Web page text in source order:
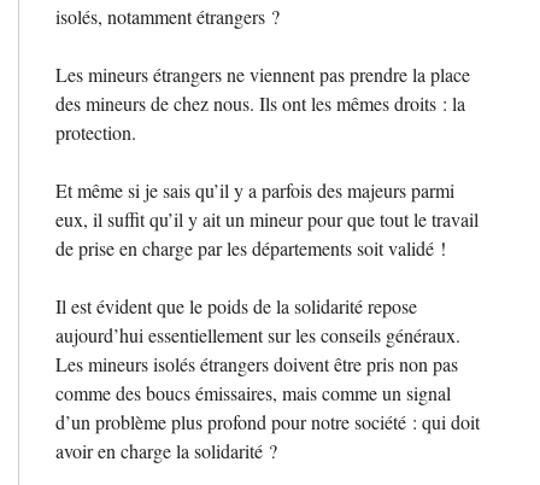
isolés, notamment étrangers ?
Les mineurs étrangers ne viennent pas prendre la place
des mineurs de chez nous. Ils ont les mêmes droits : la
protection.
Et même si je sais qu’il y a parfois des majeurs parmi
eux, il suffit qu’il y ait un mineur pour que tout le travail
de prise en charge par les départements soit validé !
Il est évident que le poids de la solidarité repose
aujourd’hui essentiellement sur les conseils généraux.
Les mineurs isolés étrangers doivent être pris non pas
comme des boucs émissaires, mais comme un signal
d’un problème plus profond pour notre société : qui doit
avoir en charge la solidarité ?